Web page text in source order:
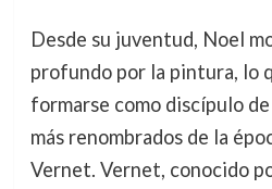
Desde su juventud, Noel
profundo por la pintura, lo
formarse como discípulo
más renombrados de la
Vernet. Vernet, conocido